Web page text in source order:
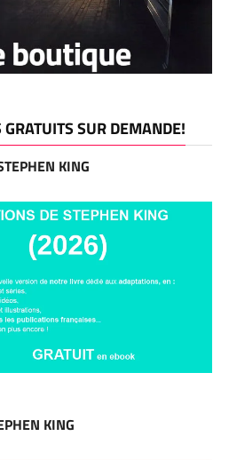
SUR DEMANDE!
KING
KING